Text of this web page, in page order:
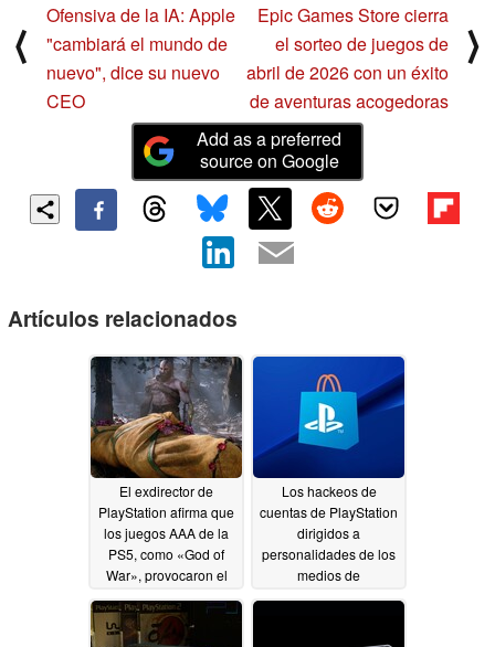
⟨
Ofensiva de la IA: Apple
"cambiará el mundo de
nuevo", dice su nuevo
CEO
Epic Games Store cierra
el sorteo de juegos de
abril de 2026 con un éxito
de aventuras acogedoras
⟩
Add as a preferred
source on Google
Artículos relacionados
El exdirector de
PlayStation afirma que
los juegos AAA de la
PS5, como «God of
War», provocaron el
cierre de Japan Studio
07/28/2026
Los hackeos de
cuentas de PlayStation
dirigidos a
personalidades de los
medios de
comunicación arrojan